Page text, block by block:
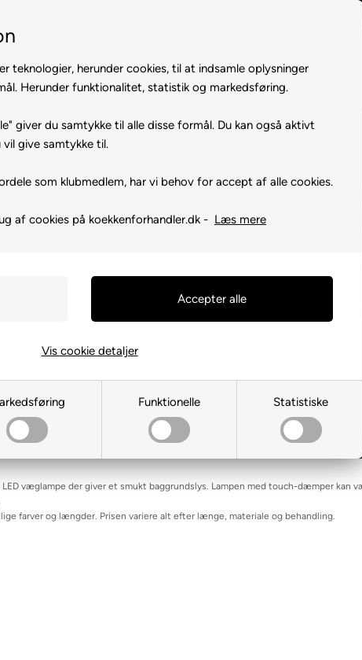
teknologier, herunder cookies, til at indsamle oplysninger
Herunder funktionalitet, statistik og markedsføring.
giver du samtykke til alle disse formål. Du kan også aktivt
give samtykke til.
som klubmedlem, har vi behov for accept af alle cookies.
af cookies på koekkenforhandler.dk - Læs mere
Funktionelle Statistiske
Vis cookie detaljer
Kategori
LED væglampe der giver et smukt baggrundslys. Lampen med touch-dæmper kan
farver og længder. Prisen variere alt efter længe, materiale og behandling.